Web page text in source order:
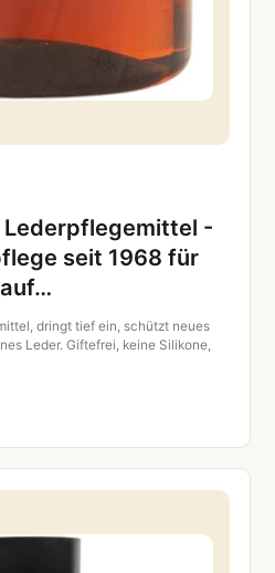
Lederpflegemittel -
seit 1968 für
dringt tief ein, schützt neues
Leder. Giftefrei, keine Silikone,